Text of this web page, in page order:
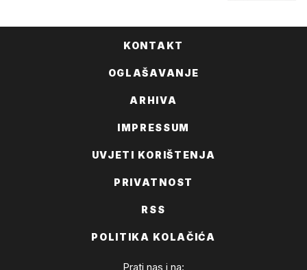
KONTAKT
OGLAŠAVANJE
ARHIVA
IMPRESSUM
UVJETI KORIŠTENJA
PRIVATNOST
RSS
POLITIKA KOLAČIĆA
Prati nas i na: